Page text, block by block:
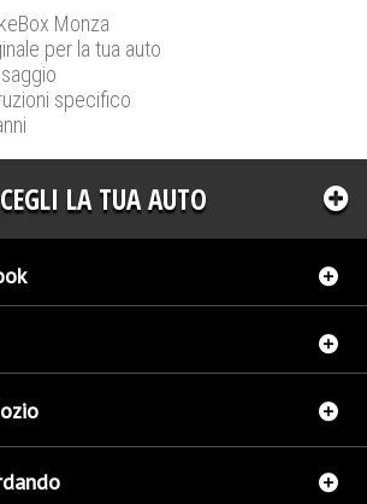
Monza
per la tua auto
specifico
LA TUA AUTO